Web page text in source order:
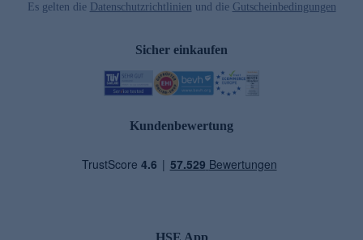
Es gelten die Datenschutzrichtlinien und die Gutscheinbedingungen
Sicher einkaufen
Kundenbewertung
HSE App